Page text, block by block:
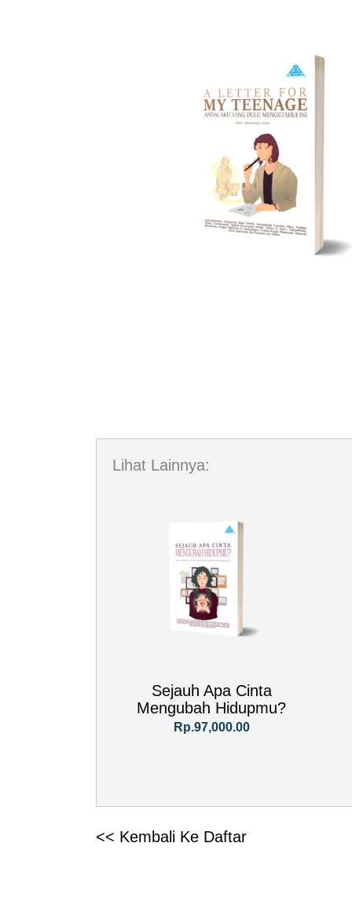
Lihat Lainnya:
Sejauh Apa Cinta
Mengubah Hidupmu?
Rp.97,000.00
<< Kembali Ke Daftar